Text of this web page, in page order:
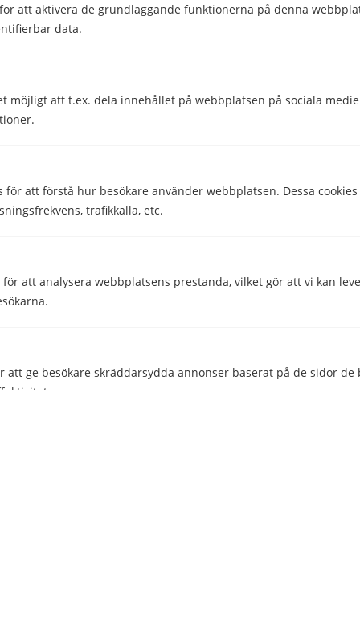
att aktivera de grundläggande funktionerna på denna
data.
möjligt att t.ex. dela innehållet på webbplatsen på sociala
för att förstå hur besökare använder webbplatsen. Dessa
trafikkälla, etc.
för att analysera webbplatsens prestanda, vilket gör att vi kan
att ge besökare skräddarsydda annonser baserat på de sidor
Skeppargatan 32
114 52 Stockholm
Företaget